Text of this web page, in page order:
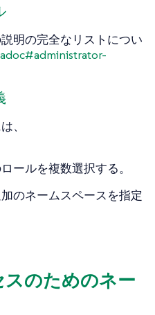
明の完全なリストについ
、
ールを複数選択する。
のネームスペースを指定
のためのネー